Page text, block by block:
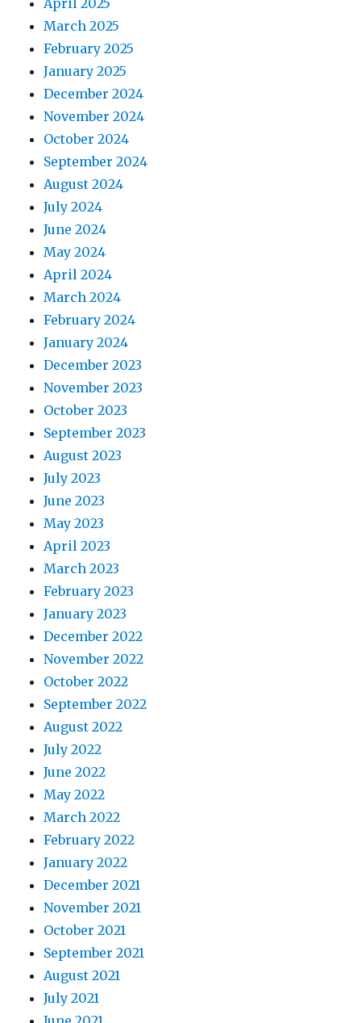
April 2025
March 2025
February 2025
January 2025
December 2024
November 2024
October 2024
September 2024
August 2024
July 2024
June 2024
May 2024
April 2024
March 2024
February 2024
January 2024
December 2023
November 2023
October 2023
September 2023
August 2023
July 2023
June 2023
May 2023
April 2023
March 2023
February 2023
January 2023
December 2022
November 2022
October 2022
September 2022
August 2022
July 2022
June 2022
May 2022
March 2022
February 2022
January 2022
December 2021
November 2021
October 2021
September 2021
August 2021
July 2021